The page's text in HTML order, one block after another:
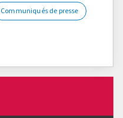
Communiqués de presse